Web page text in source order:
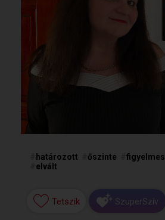
határozott őszinte figyelmes
elvált
Tetszik SzuperSzív